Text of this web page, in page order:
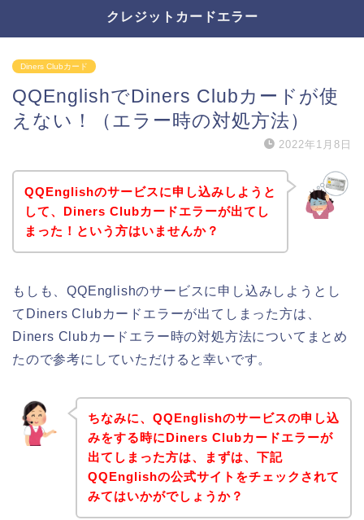
クレジットカードエラー
Diners Clubカード
QQEnglishでDiners Clubカードが使
えない！（エラー時の対処方法）
2022年1月8日
QQEnglishのサービスに申し込みしようと
して、Diners Clubカードエラーが出てし
まった！という方はいませんか？
もしも、QQEnglishのサービスに申し込みしようとし
てDiners Clubカードエラーが出てしまった方は、
Diners Clubカードエラー時の対処方法についてまとめ
たので参考にしていただけると幸いです。
ちなみに、QQEnglishのサービスの申し込
みをする時にDiners Clubカードエラーが
出てしまった方は、まずは、下記
QQEnglishの公式サイトをチェックされて
みてはいかがでしょうか？